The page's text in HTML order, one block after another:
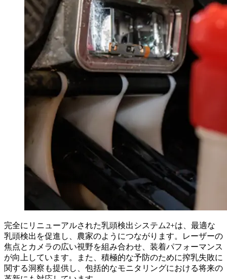
完全にリニューアルされた乳頭検出システム2+は、最適な
乳頭検出を促進し、農家のようにつながります。レーザーの
焦点とカメラの広い視野を組み合わせ、装着パフォーマンス
が向上しています。また、積極的な予防のために搾乳失敗に
関する洞察も提供し、包括的なモニタリングにおける将来の